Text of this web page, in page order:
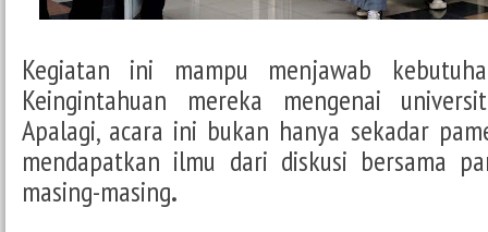
Kegiatan ini mampu menjawab
Keingintahuan mereka mengenai
Apalagi, acara ini bukan hanya sekadar
mendapatkan ilmu dari diskusi bersama
masing-masing.